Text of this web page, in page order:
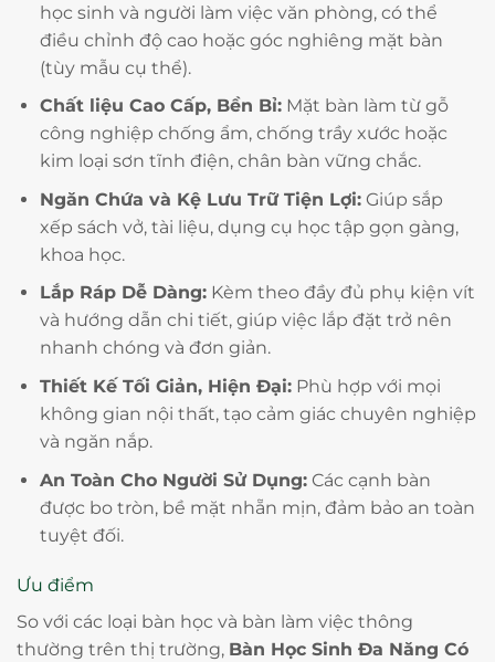
học sinh và người làm việc văn phòng, có thể
điều chỉnh độ cao hoặc góc nghiêng mặt bàn
(tùy mẫu cụ thể).
Chất liệu Cao Cấp, Bền Bỉ:Mặt bàn làm từ gỗ
công nghiệp chống ẩm, chống trầy xước hoặc
kim loại sơn tĩnh điện, chân bàn vững chắc.
Ngăn Chứa và Kệ Lưu Trữ Tiện Lợi:Giúp sắp
xếp sách vở, tài liệu, dụng cụ học tập gọn gàng,
khoa học.
Lắp Ráp Dễ Dàng:Kèm theo đầy đủ phụ kiện vít
và hướng dẫn chi tiết, giúp việc lắp đặt trở nên
nhanh chóng và đơn giản.
Thiết Kế Tối Giản, Hiện Đại:Phù hợp với mọi
không gian nội thất, tạo cảm giác chuyên nghiệp
và ngăn nắp.
An Toàn Cho Người Sử Dụng:Các cạnh bàn
được bo tròn, bề mặt nhẵn mịn, đảm bảo an toàn
tuyệt đối.
Ưu điểm
So với các loại bàn học và bàn làm việc thông
thường trên thị trường, Bàn Học Sinh Đa Năng Có